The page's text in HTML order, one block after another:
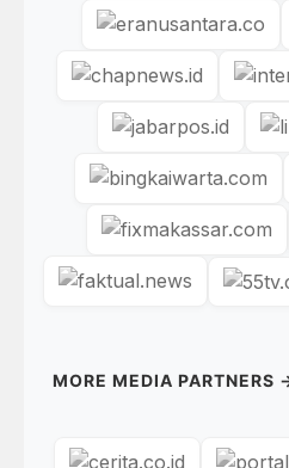
MORE MEDIA PARTNERS